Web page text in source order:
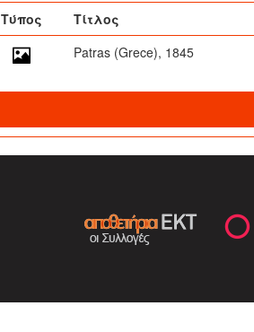
Τύπος Τίτλος
Patras (Grece), 1845